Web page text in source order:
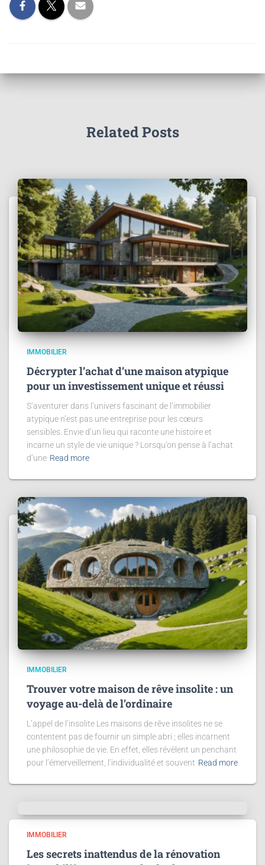
Related Posts
IMMOBILIER
Décrypter l’achat d’une maison atypique
pour un investissement unique et réussi
S’aventurer dans l’univers fascinant de l’immobilier
atypique n’est pas une entreprise pour les cœurs
sensibles. Envie d’un lieu qui raconte une histoire et
incarne un style de vie unique ? Lorsqu’on pense à l’achat
d’une Read more
IMMOBILIER
Trouver votre maison de rêve insolite : un
voyage au-delà de l’ordinaire
L’appel de l’insolite Les maisons de rêve insolites ne se
contentent pas de fournir un simple abri ; elles incarnent
une philosophie de vie. En effet, elles révèlent un penchant
pour l’émerveillement, l’individualité et souvent Read more
IMMOBILIER
Les secrets inattendus de la rénovation